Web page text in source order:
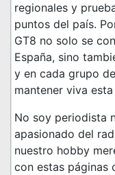
regionales y
puntos del país.
GT8 no solo se
España, sino
y en cada grupo
mantener viva
No soy periodista
apasionado del
nuestro hobby
con estas páginas